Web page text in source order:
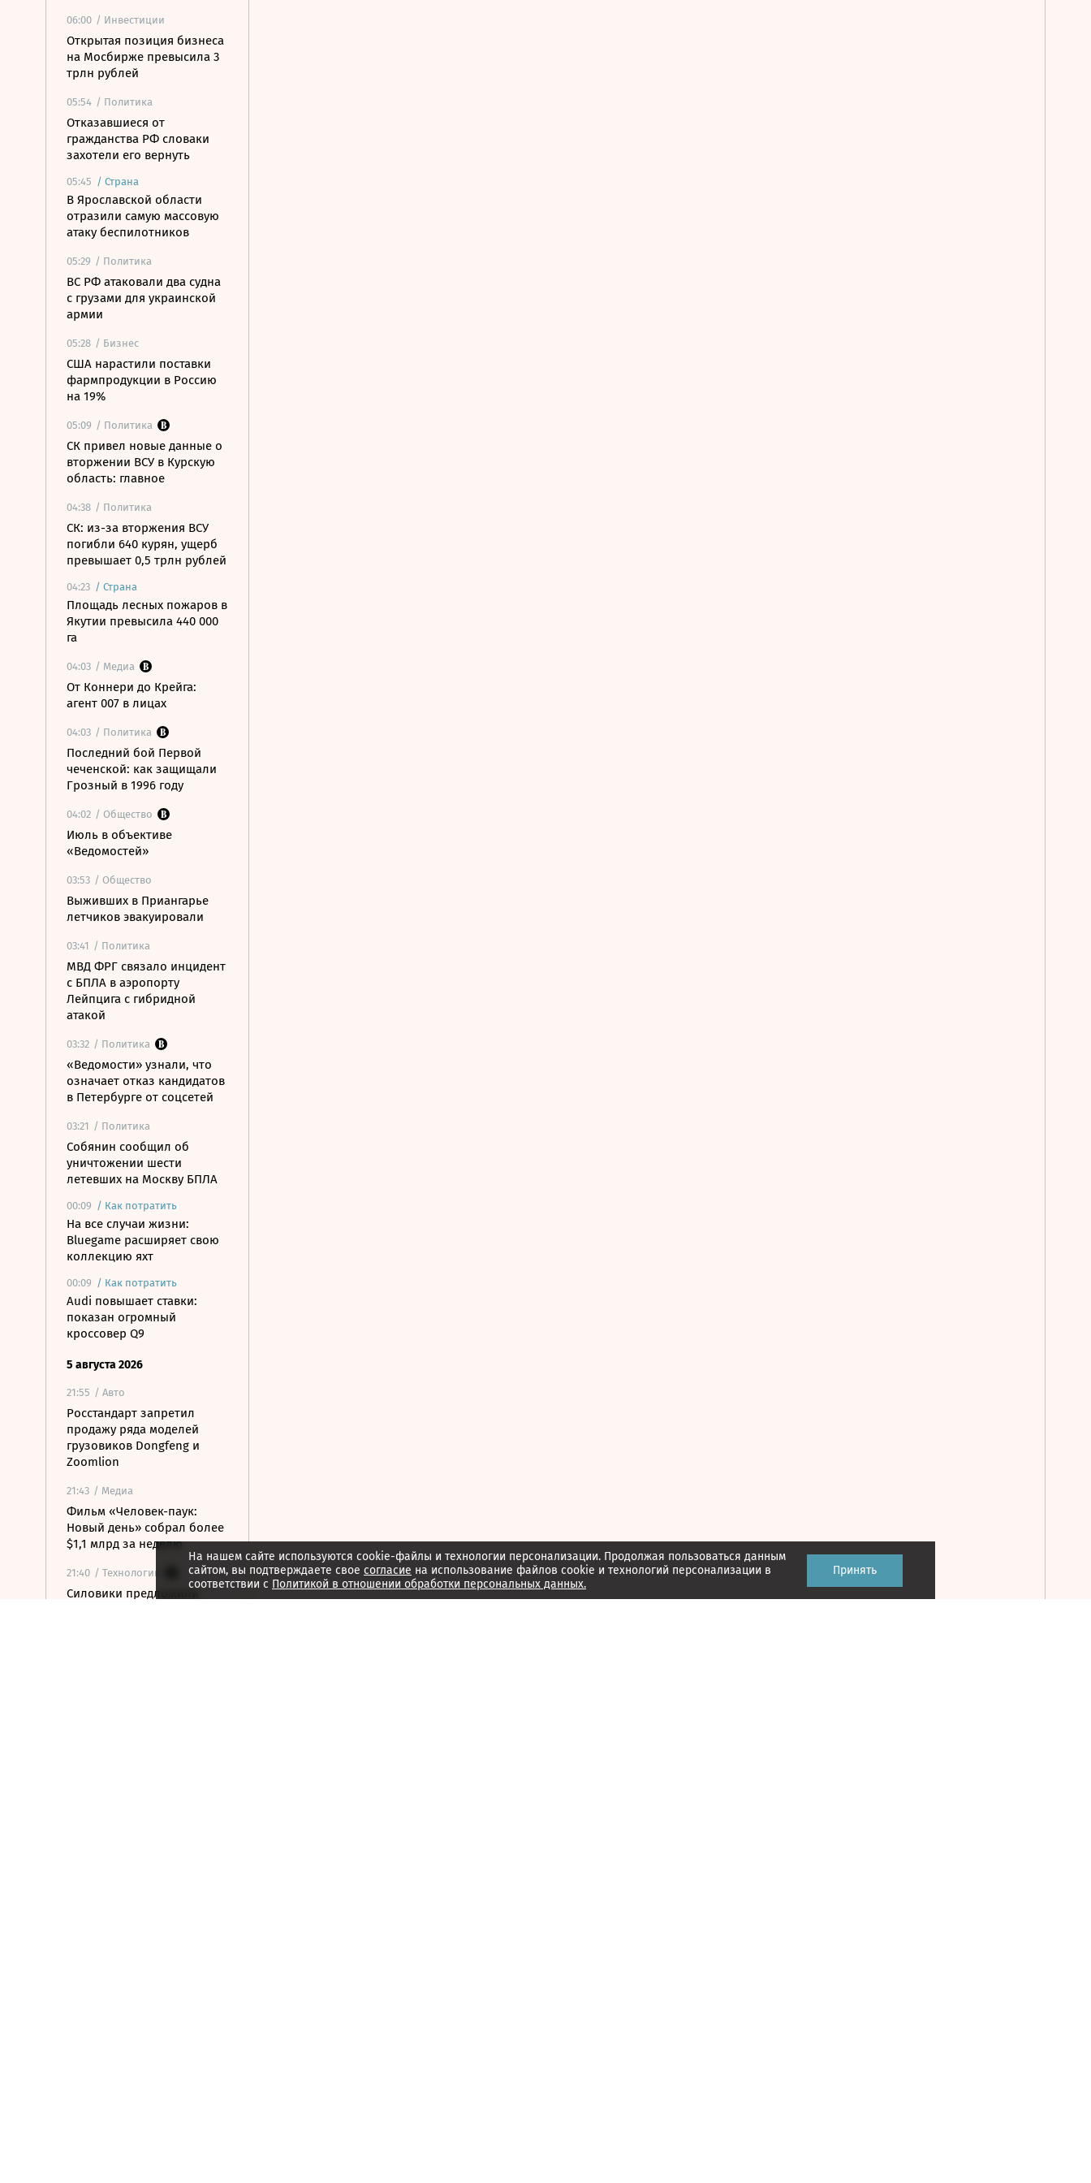
06:00 / Инвестиции
Открытая позиция бизнеса
на Мосбирже превысила 3
трлн рублей
05:54 / Политика
Отказавшиеся от
гражданства РФ словаки
захотели его вернуть
05:45 / Страна
В Ярославской области
отразили самую массовую
атаку беспилотников
05:29 / Политика
ВС РФ атаковали два судна
с грузами для украинской
армии
05:28 / Бизнес
США нарастили поставки
фармпродукции в Россию
на 19%
05:09 / Политика
СК привел новые данные о
вторжении ВСУ в Курскую
область: главное
04:38 / Политика
СК: из-за вторжения ВСУ
погибли 640 курян, ущерб
превышает 0,5 трлн рублей
04:23 / Страна
Площадь лесных пожаров в
Якутии превысила 440 000
га
04:03 / Медиа
От Коннери до Крейга:
агент 007 в лицах
04:03 / Политика
Последний бой Первой
чеченской: как защищали
Грозный в 1996 году
04:02 / Общество
Июль в объективе
«Ведомостей»
03:53 / Общество
Выживших в Приангарье
летчиков эвакуировали
03:41 / Политика
МВД ФРГ связало инцидент
с БПЛА в аэропорту
Лейпцига с гибридной
атакой
03:32 / Политика
«Ведомости» узнали, что
означает отказ кандидатов
в Петербурге от соцсетей
03:21 / Политика
Собянин сообщил об
уничтожении шести
летевших на Москву БПЛА
00:09 / Как потратить
На все случаи жизни:
Bluegame расширяет свою
коллекцию яхт
00:09 / Как потратить
Audi повышает ставки:
показан огромный
кроссовер Q9
5 августа 2026
21:55 / Авто
Росстандарт запретил
продажу ряда моделей
грузовиков Dongfeng и
Zoomlion
21:43 / Медиа
Фильм «Человек-паук:
Новый день» собрал более
$1,1 млрд за неделю
21:40 / Технологии
Силовики предложили
На нашем сайте используются cookie-файлы и технологии персонализации. Продолжая пользоваться данным
сайтом, вы подтверждаете свое согласие на использование файлов cookie и технологий персонализации в
соответствии с Политикой в отношении обработки персональных данных.
Принять